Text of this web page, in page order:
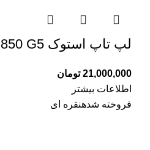
لپ تاپ استوک HP Elitebook 850 G5
21,000,000 تومان
اطلاعات بیشتر
فروخته شدهنقره ای